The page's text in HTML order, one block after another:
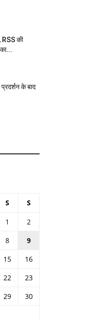
RSS की
प्रदर्शन के बाद
S S
1
2
8
9
15
16
22
23
29
30